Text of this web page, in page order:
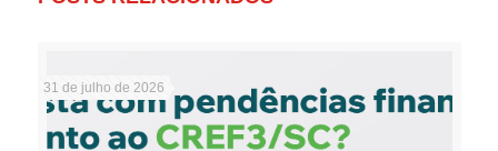
31 de julho de 2026